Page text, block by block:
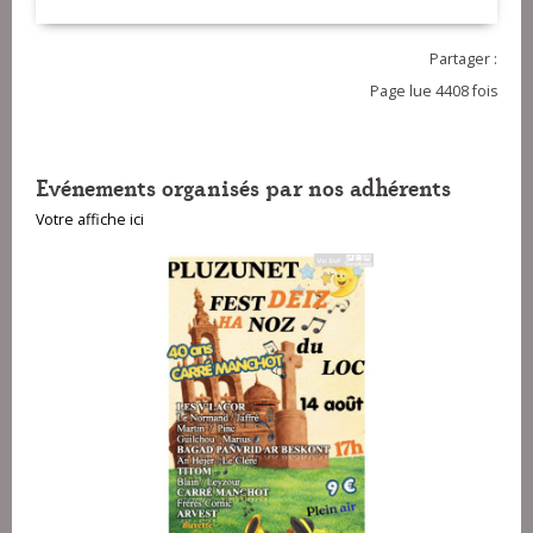
Thomas (clarinette)
Berthou et Brendan Le Corre
Partager :
Page lue 4408 fois
Evénements organisés par nos adhérents
Votre affiche ici